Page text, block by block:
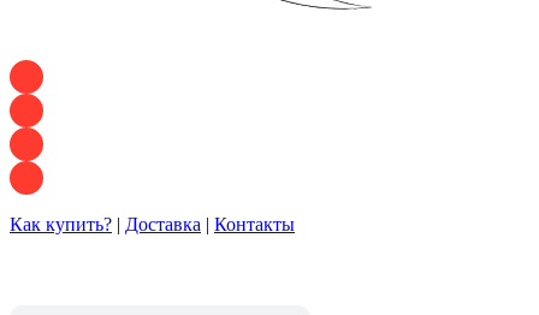
Как купить? | Доставка | Контакты